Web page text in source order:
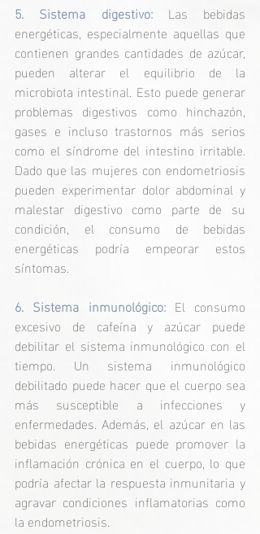
5. Sistema digestivo: Las bebidas
energéticas, especialmente aquellas que
contienen grandes cantidades de azúcar,
pueden alterar el equilibrio de la
microbiota intestinal. Esto puede generar
problemas digestivos como hinchazón,
gases e incluso trastornos más serios
como el síndrome del intestino irritable.
Dado que las mujeres con endometriosis
pueden experimentar dolor abdominal y
malestar digestivo como parte de su
condición, el consumo de bebidas
energéticas podría empeorar estos
síntomas.
6. Sistema inmunológico: El consumo
excesivo de cafeína y azúcar puede
debilitar el sistema inmunológico con el
tiempo. Un sistema inmunológico
debilitado puede hacer que el cuerpo sea
más susceptible a infecciones y
enfermedades. Además, el azúcar en las
bebidas energéticas puede promover la
inflamación crónica en el cuerpo, lo que
podría afectar la respuesta inmunitaria y
agravar condiciones inflamatorias como
la endometriosis.